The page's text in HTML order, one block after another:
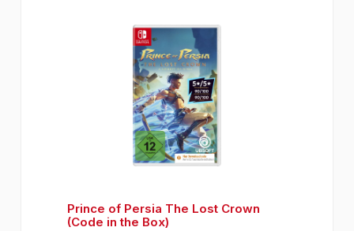
Prince of Persia The Lost Crown
(Code in the Box)